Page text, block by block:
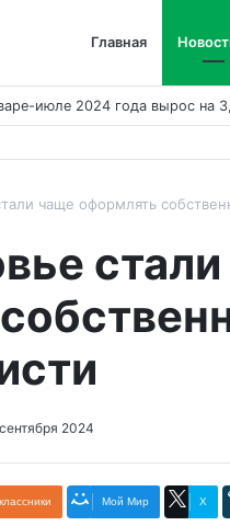
Главная
дома
чаще оформлять
2024
Мой Мир X